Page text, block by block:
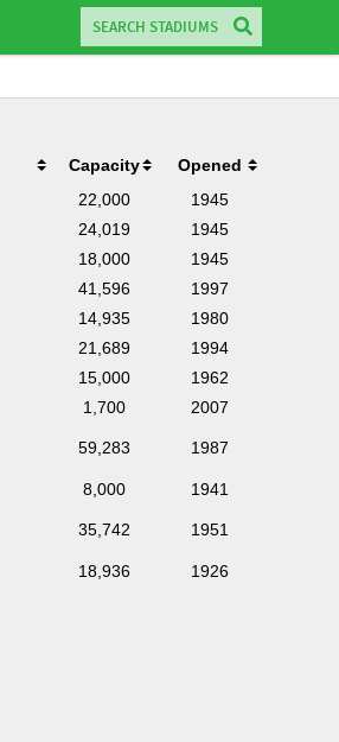
Capacity
Opened
22,000
1945
24,019
1945
18,000
1945
41,596
1997
14,935
1980
21,689
1994
15,000
1962
1,700 2007
59,283 1987
8,000
1941
35,742 1951
18,936 1926